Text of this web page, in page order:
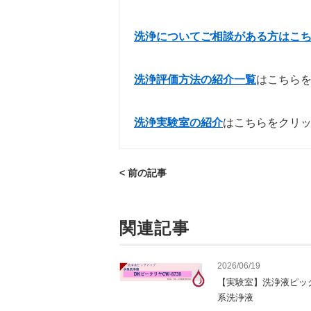
洗浄についてご相談がある方はこ
洗浄評価方法の紹介一覧はこちら
洗浄実験室の紹介はこちらをクリ
< 前の記事
関連記事
2026/06/19
【実験室】洗浄液ピ
系洗浄液